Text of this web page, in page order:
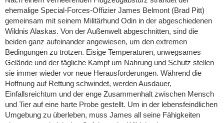
ehemalige Special-Forces-Offizier James Belmont (Brad Pitt)
gemeinsam mit seinem Militärhund Odin in der abgeschiedenen
Wildnis Alaskas. Von der Außenwelt abgeschnitten, sind die
beiden ganz aufeinander angewiesen, um den extremen
Bedingungen zu trotzen. Eisige Temperaturen, unwegsames
Gelände und der tägliche Kampf um Nahrung und Schutz stellen
sie immer wieder vor neue Herausforderungen. Während die
Hoffnung auf Rettung schwindet, werden Ausdauer,
Einfallsreichtum und der enge Zusammenhalt zwischen Mensch
und Tier auf eine harte Probe gestellt. Um in der lebensfeindlichen
Umgebung zu überleben, muss James all seine Fähigkeiten